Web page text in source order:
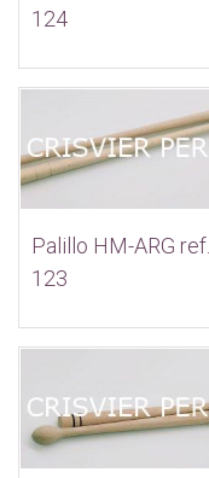
124
Palillo HM-ARG ref.
123